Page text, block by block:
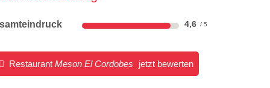
4,6
RestaurantMeson El Cordobes jetzt bewerten